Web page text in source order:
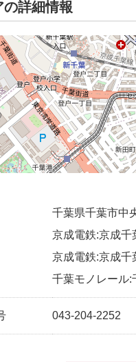
の詳細情報
千葉県千葉市中
京成電鉄:京成千
京成電鉄:京成千
千葉モノレール:
043-204-2252